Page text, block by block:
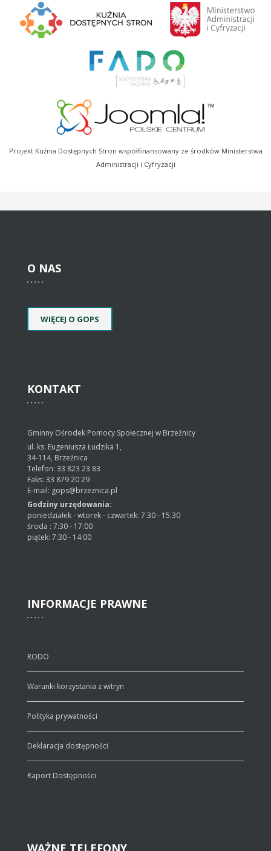
Projekt Kuźnia Dostępnych Stron współfinansowany ze środków Ministerstwa
Administracji i Cyfryzacji
O NAS
WIĘCEJ O GOPS
KONTAKT
Gminny Ośrodek Pomocy Społecznej w Brzeźnicy
ul. ks. Eugeniusza Łudzika 1,
34-114, Brzeźnica
Telefon: 33 823 23 83
Faks: 33 879 20 29
E-mail: gops@brzeznica.pl
Godziny urzędowania:
poniedziałek - wtorek - czwartek: 7:30 - 15:30
środa : 7:30 - 17:00
piątek: 7:30 - 14:00
INFORMACJE PRAWNE
RODO
Warunki korzystania z witryn
Polityka prywatności
Deklaracja dostępności
Raport Dostępności
WAŻNE TELEFONY